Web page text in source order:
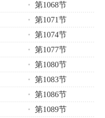
第1068节
第1071节
第1074节
第1077节
第1080节
第1083节
第1086节
第1089节